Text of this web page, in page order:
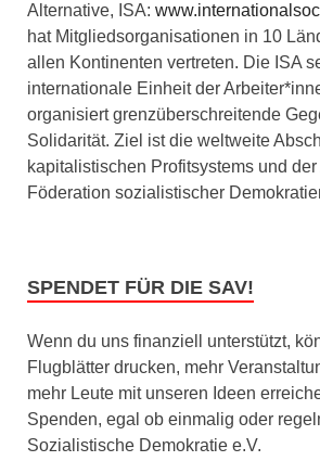
Alternative, ISA:
hat Mitgliedsorganisationen in 10
allen Kontinenten vertreten. Die ISA
internationale Einheit der
organisiert grenzüberschreitende
Solidarität. Ziel ist die weltweite
kapitalistischen Profitsystems und
Föderation sozialistischer
SPENDET FÜR DIE SAV!
Wenn du uns finanziell unterstützt,
Flugblätter drucken, mehr
mehr Leute mit unseren Ideen
Spenden, egal ob einmalig oder
Sozialistische Demokratie e.V.